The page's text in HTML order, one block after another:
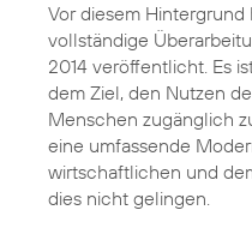
Vor diesem Hintergrund
vollständige
2014 veröffentlicht. Es
dem Ziel, den Nutzen
Menschen zugänglich
eine umfassende
wirtschaftlichen und
dies nicht gelingen.